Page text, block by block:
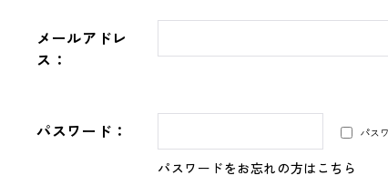
メールアドレ
ス：
パスワード： パス
パスワードをお忘れの方はこちら